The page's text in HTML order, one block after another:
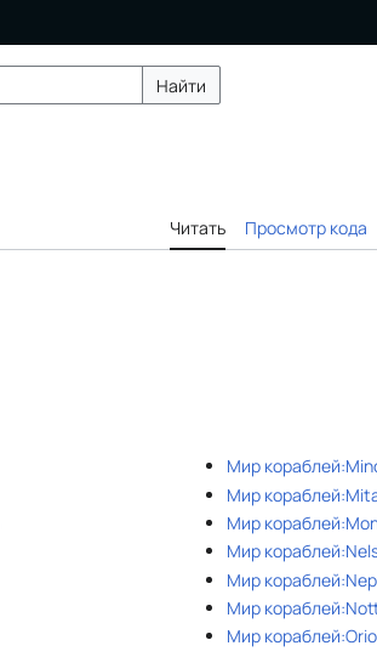
Найти
Читать Просмотр кода
Мир
Мир
Мир
Мир
Мир
Мир
Мир